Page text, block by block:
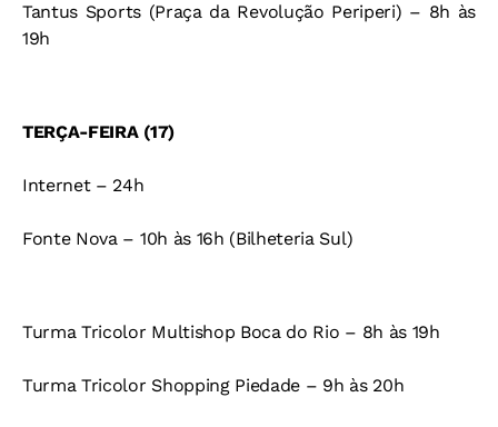
Tantus Sports (Praça da Revolução Periperi) – 8h às
19h
TERÇA-FEIRA (17)
Internet – 24h
Fonte Nova – 10h às 16h (Bilheteria Sul)
Turma Tricolor Multishop Boca do Rio – 8h às 19h
Turma Tricolor Shopping Piedade – 9h às 20h